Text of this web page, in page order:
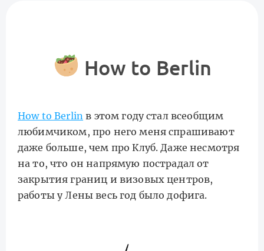
How to Berlin
How to Berlin в этом году стал всеобщим
любимчиком, про него меня спрашивают
даже больше, чем про Клуб. Даже несмотря
на то, что он напрямую пострадал от
закрытия границ и визовых центров,
работы у Лены весь год было дофига.